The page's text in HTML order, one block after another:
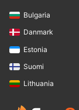
Bulgaria
Danmark
Estonia
Suomi
Lithuania